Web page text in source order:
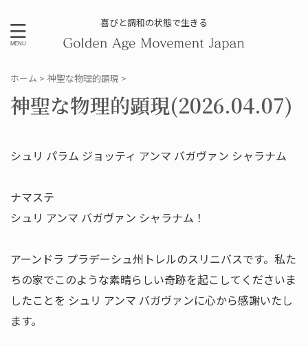
喜びと調和の状態で生きる
ホーム > 神聖な物理的顕現 >
神聖な物理的顕現(2026.04.07)
シュリ パラム ジョッティ アンマ バガヴァン シャラナム
ナマステ
シュリ アンマ バガヴァン シャラナム！
アーンドラ プラデーシュ州トレルのスリニバスです。私た
ちの家でこのような素晴らしい奇跡を起こしてくださいま
したことを シュリ アンマ バガヴァンに心から感謝いたし
ます。